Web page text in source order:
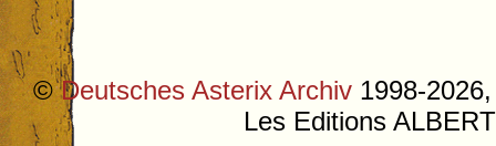
©Deutsches Asterix Archiv 1998-
Les Editions